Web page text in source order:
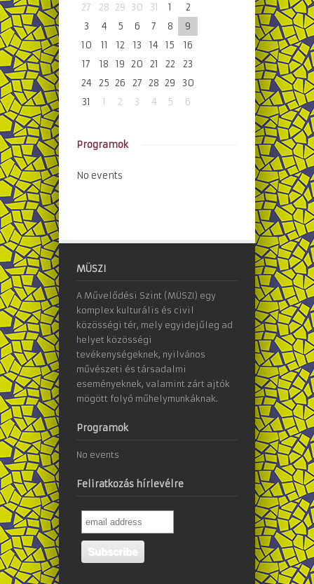
27
28 29 30 31 1
2
3
4 5 6 7 8
9
10
11 12 13 14 15
16
17
18 19 20 21 22
23
24
25 26 27 28 29
30
31
1 2 3 4 5 6
Programok
No events
MÜSZI
A Művelődési Szint (MÜSZI) egy
komplex kulturális és civil
közösségi tér, mely egyidejűleg ad
helyet közösségi
tevékenységeknek, nyilvános
művészeti és társadalmi
eseményeknek, valamint zárt ajtók
mögött folyó műhelymunkáknak.
Programok
No events
Feliratkozás hírlevélre